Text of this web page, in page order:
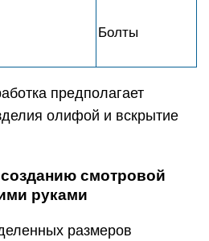
Болты
предполагает
олифой и вскрытие
смотровой
руками
размеров